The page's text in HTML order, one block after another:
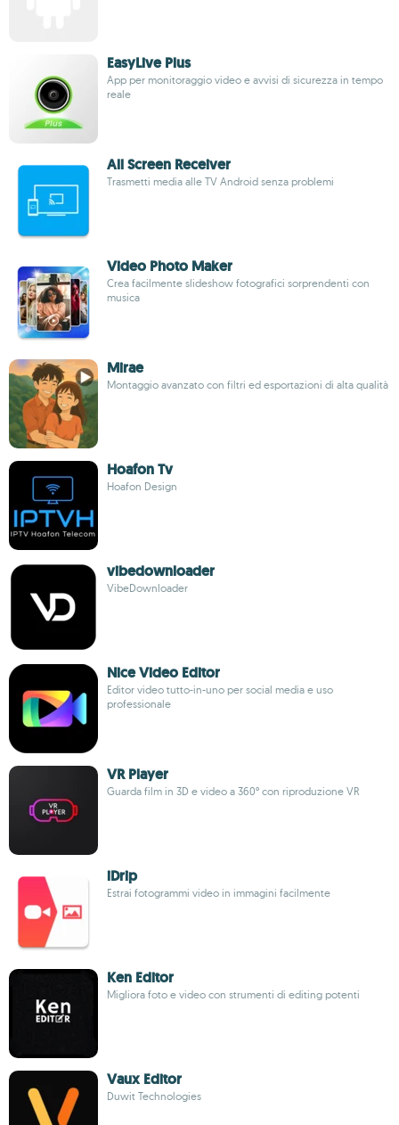
EasyLive Plus
App per monitoraggio video e avvisi di sicurezza in tempo
reale
All Screen Receiver
Trasmetti media alle TV Android senza problemi
Video Photo Maker
Crea facilmente slideshow fotografici sorprendenti con
musica
Mirae
Montaggio avanzato con filtri ed esportazioni di alta qualità
Hoafon Tv
Hoafon Design
vibedownloader
VibeDownloader
Nice Video Editor
Editor video tutto-in-uno per social media e uso
professionale
VR Player
Guarda film in 3D e video a 360° con riproduzione VR
iDrip
Estrai fotogrammi video in immagini facilmente
Ken Editor
Migliora foto e video con strumenti di editing potenti
Vaux Editor
Duwit Technologies